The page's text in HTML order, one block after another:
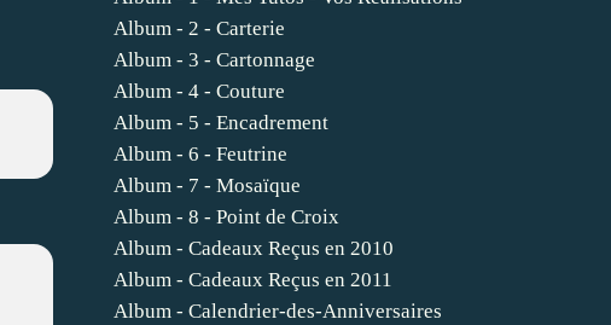
Album - 2 - Carterie
Album - 3 - Cartonnage
Album - 4 - Couture
Album - 5 - Encadrement
Album - 6 - Feutrine
Album - 7 - Mosaïque
Album - 8 - Point de Croix
Album - Cadeaux Reçus en 2010
Album - Cadeaux Reçus en 2011
Album - Calendrier-des-Anniversaires